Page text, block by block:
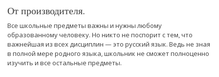
От производителя.
Все школьные предметы важны и нужны любому
образованному человеку. Но никто не поспорит с тем, что
важнейшая из всех дисциплин — это русский язык. Ведь не зная
в полной мере родного языка, школьник не сможет полноценно
изучить и все остальные предметы.